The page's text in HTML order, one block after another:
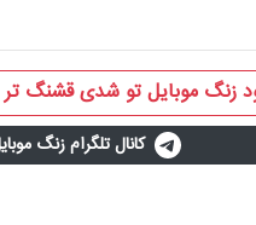
زنگ موبایل تو شدی قشنگ تر
کانال تلگرام زنگ